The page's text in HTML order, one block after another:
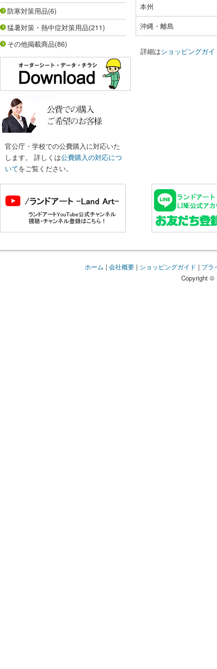
防寒対策用品(6)
猛暑対策・熱中症対策用品(211)
その他掲載商品(86)
官公庁・学校での公費購入に対応いた
します。 詳しくは公費購入の対応につ
いてをご覧ください。
本州
沖縄・離島
詳細はショッピングガイ
ホーム | 会社概要| ショッピングガイド | プラ
Copyright ©